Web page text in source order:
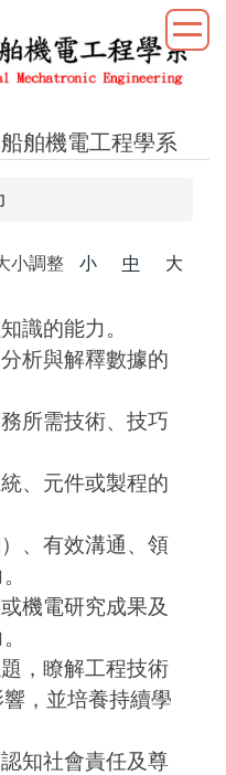
舶機電工程學系
小調整 小 中 大
知識的能力。
析與解釋數據的
所需技術、技巧
、元件或製程的
、有效溝通、領
。
機電研究成果及
。
，瞭解工程技術
，並培養持續學
知社會責任及尊